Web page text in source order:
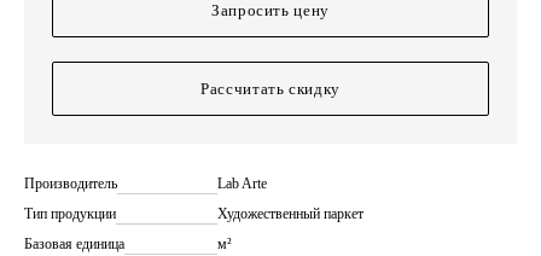
Запросить цену
Рассчитать скидку
Производитель
Lab Arte
Тип продукции
Художественный паркет
Базовая единица
м²